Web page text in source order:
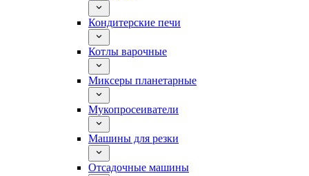
Кондитерские печи
Котлы варочные
Миксеры планетарные
Мукопросеиватели
Машины для резки
Отсадочные машины